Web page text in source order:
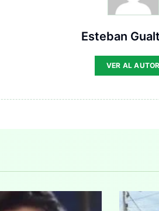
Esteban
VER AL AUTOR